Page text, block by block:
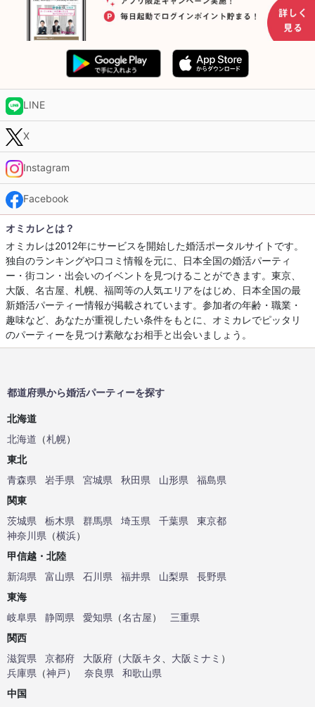
LINE
X
Instagram
Facebook
オミカレとは？
オミカレは2012年にサービスを開始した婚活ポータルサイトです。
独自のランキングや口コミ情報を元に、日本全国の婚活パーティ
ー・街コン・出会いのイベントを見つけることができます。東京、
大阪、名古屋、札幌、福岡等の人気エリアをはじめ、日本全国の最
新婚活パーティー情報が掲載されています。参加者の年齢・職業・
趣味など、あなたが重視したい条件をもとに、オミカレでピッタリ
のパーティーを見つけ素敵なお相手と出会いましょう。
都道府県から婚活パーティーを探す
北海道
北海道 （札幌）
東北
青森県
岩手県 宮城県 秋田県 山形県
福島県
関東
茨城県
栃木県 群馬県 埼玉県 千葉県
東京都
神奈川県 （横浜）
甲信越・北陸
新潟県
富山県 石川県 福井県 山梨県
長野県
東海
岐阜県
静岡県 愛知県 （名古屋）
三重県
関西
滋賀県
京都府 大阪府 （大阪キタ 大阪ミナミ ）
兵庫県 （神戸） 奈良県
和歌山県
中国